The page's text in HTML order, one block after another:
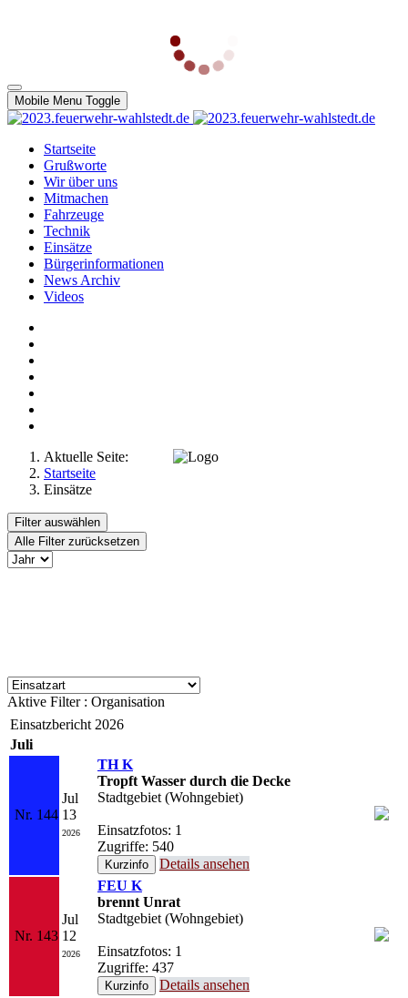
Mobile Menu Toggle
Startseite
Grußworte
Wir über uns
Mitmachen
Fahrzeuge
Technik
Einsätze
Bürgerinformationen
News Archiv
Videos
Aktuelle Seite:
Startseite
Einsätze
Filter auswählen
Alle Filter zurücksetzen
Aktive Filter : Organisation
Einsatzbericht 2026
Juli
Nr. 144
Jul
13
2026
TH K
Tropft Wasser durch die Decke
Stadtgebiet (Wohngebiet)
Einsatzfotos: 1
Zugriffe: 540
Details ansehen
Nr. 143
Jul
12
2026
FEU K
brennt Unrat
Stadtgebiet (Wohngebiet)
Einsatzfotos: 1
Zugriffe: 437
Details ansehen